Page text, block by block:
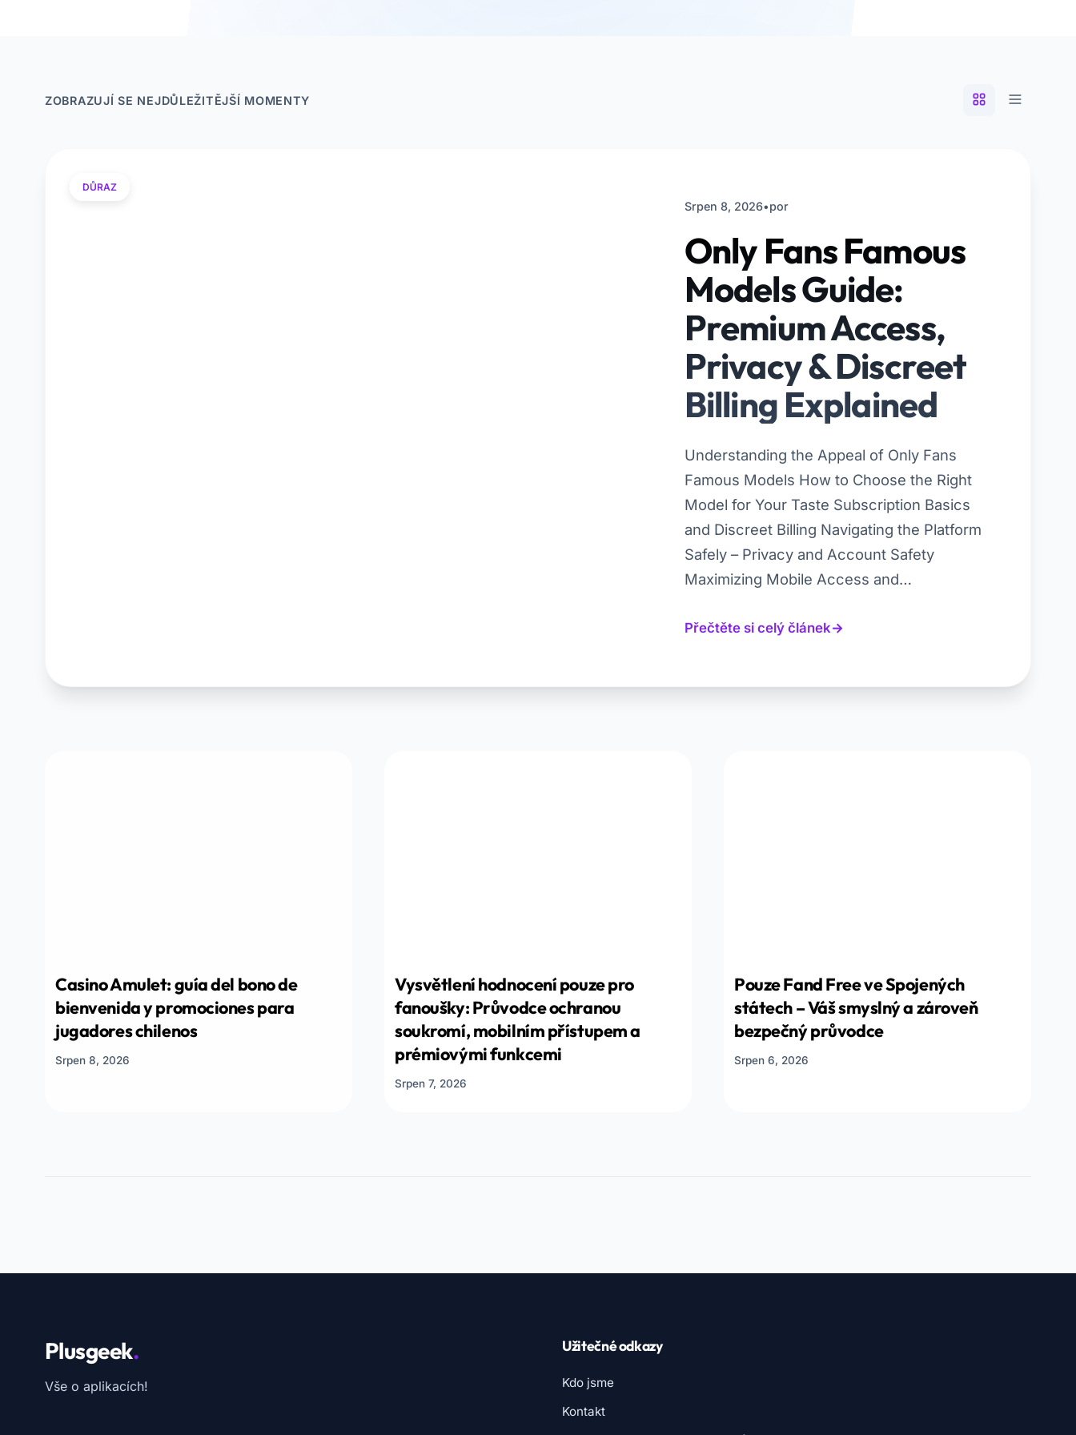
ZOBRAZUJÍ SE NEJDŮLEŽITĚJŠÍ MOMENTY
DŮRAZ
Srpen 8, 2026•por
Only Fans Famous
Models Guide:
Premium Access,
Privacy & Discreet
Billing Explained
Understanding the Appeal of Only Fans
Famous Models How to Choose the Right
Model for Your Taste Subscription Basics
and Discreet Billing Navigating the Platform
Safely – Privacy and Account Safety
Maximizing Mobile Access and…
Přečtěte si celý článek→
Casino Amulet: guía del bono de
bienvenida y promociones para
jugadores chilenos
Srpen 8, 2026
Vysvětlení hodnocení pouze pro
fanoušky: Průvodce ochranou
soukromí, mobilním přístupem a
prémiovými funkcemi
Srpen 7, 2026
Pouze Fand Free ve Spojených
státech – Váš smyslný a zároveň
bezpečný průvodce
Srpen 6, 2026
Plusgeek.
Vše o aplikacích!
Užitečné odkazy
Kdo jsme
Kontakt